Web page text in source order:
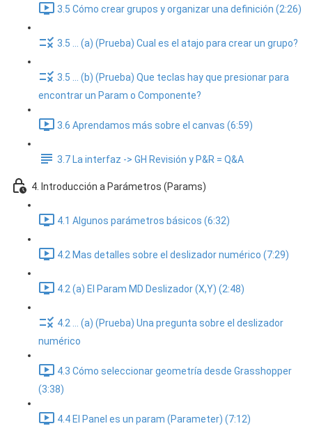
3.5 Cómo crear grupos y organizar una definición (2:26)
3.5 ... (a) (Prueba) Cual es el atajo para crear un grupo?
3.5 ... (b) (Prueba) Que teclas hay que presionar para
encontrar un Param o Componente?
3.6 Aprendamos más sobre el canvas (6:59)
3.7 La interfaz -> GH Revisión y P&R = Q&A
4. Introducción a Parámetros (Params)
4.1 Algunos parámetros básicos (6:32)
4.2 Mas detalles sobre el deslizador numérico (7:29)
4.2 (a) El Param MD Deslizador (X,Y) (2:48)
4.2 ... (a) (Prueba) Una pregunta sobre el deslizador
numérico
4.3 Cómo seleccionar geometría desde Grasshopper
(3:38)
4.4 El Panel es un param (Parameter) (7:12)